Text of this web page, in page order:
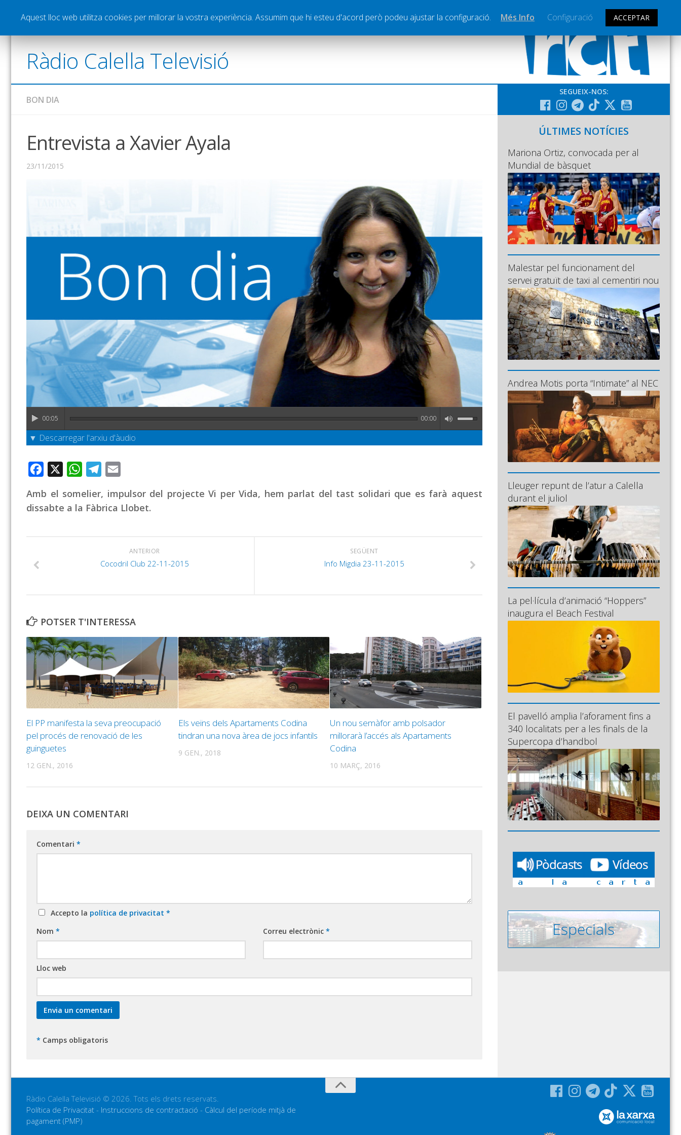
Notícies Esports Pòdcasts Vídeos Graella Publicitat Contacte
Ràdio Calella Televisió
BON DIA
Entrevista a Xavier Ayala
23/11/2015
00:05 00:00
▼ Descarregar l'arxiu d'àudio
Facebook WhatsAppTelegram
Amb el somelier, impulsor del projecte Vi per Vida, hem parlat del tast solidari que es farà aquest
dissabte a la Fàbrica Llobet.
SEGÜENT
Info Migdia 23-11-2015
ANTERIOR
Cocodril Club 22-11-2015
POTSER T'INTERESSA
El PP manifesta la seva preocupació
pel procés de renovació de les
guinguetes
12 GEN., 2016
Els veïns dels Apartaments Codina
tindran una nova àrea de jocs infantils
9 GEN., 2018
Un nou semàfor amb polsador
millorarà l’accés als Apartaments
Codina
10 MARÇ, 2016
DEIXA UN COMENTARI
Comentari *
Accepto la política de privacitat *
Nom * Correu electrònic*
Lloc web
* Camps obligatoris
SEGUEIX-NOS:
ÚLTIMES NOTÍCIES
Mariona Ortiz, convocada per al
Mundial de bàsquet
Malestar pel funcionament del
servei gratuït de taxi al cementiri nou
Andrea Motis porta “Intimate” al NEC
Lleuger repunt de l’atur a Calella
durant el juliol
La pel·lícula d’animació “Hoppers”
inaugura el Beach Festival
El pavelló amplia l’aforament fins a
340 localitats per a les finals de la
Supercopa d’handbol
Ràdio Calella Televisió © 2026. Tots els drets reservats.
Política de Privacitat - Instruccions de contractació - Càlcul del període mitjà de
pagament (PMP)
Aquest lloc web utilitza cookies per millorar la vostra experiència. Assumim que hi esteu d'acord però podeu ajustar la configuració. Més Info Configuració ACCEPTAR